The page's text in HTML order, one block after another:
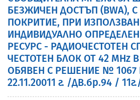
БЕЗЖИЧЕН ДОСТЪП (BWA),
ПОКРИТИЕ, ПРИ
ИНДИВИДУАЛНО
РЕСУРС - РАДИОЧЕСТОТЕН
ЧЕСТОТЕН БЛОК ОТ 42 MHz В
ОБЯВЕН С РЕШЕНИЕ № 1067
22.11.20011 г. /ДВ.бр.94 /